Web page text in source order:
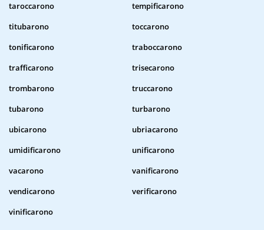
taroccarono
tempificarono
titubarono
toccarono
tonificarono
traboccarono
trafficarono
trisecarono
trombarono
truccarono
tubarono
turbarono
ubicarono
ubriacarono
umidificarono
unificarono
vacarono
vanificarono
vendicarono
verificarono
vinificarono